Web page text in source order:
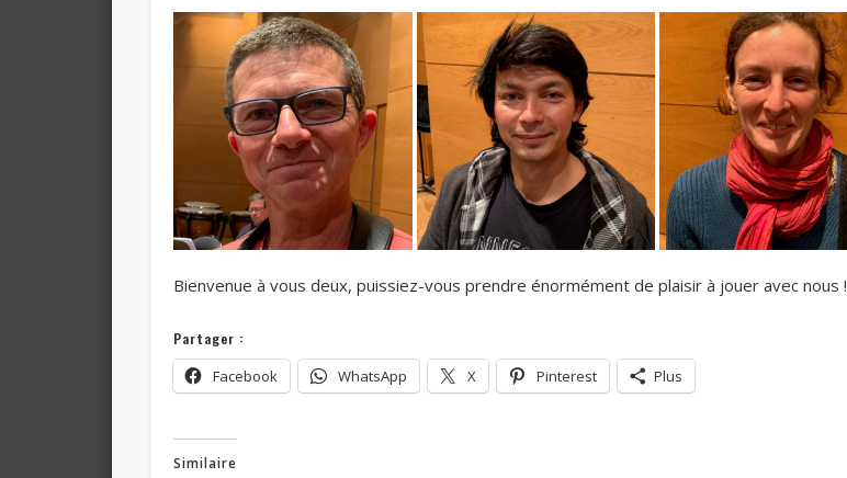
Bienvenue à vous deux, puissiez-vous prendre énormément de plaisir à jouer avec nous !
Partager :
Facebook WhatsApp X Pinterest Plus
Similaire